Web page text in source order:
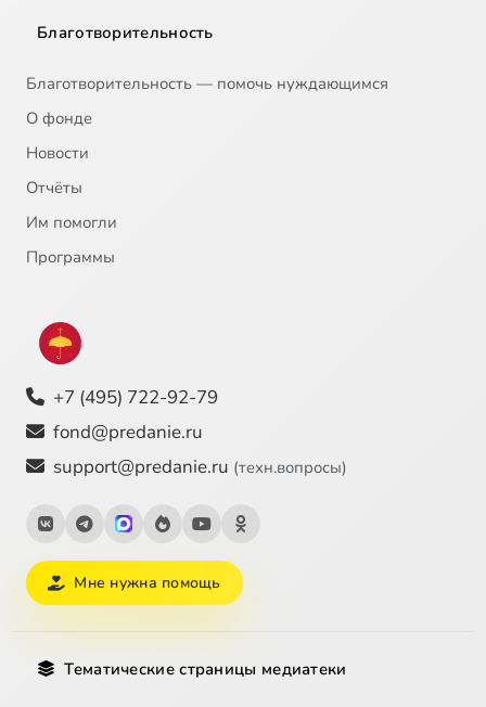
Благотворительность
Благотворительность — помочь нуждающимся
О фонде
Новости
Отчёты
Им помогли
Программы
+7 (495) 722-92-79
fond@predanie.ru
support@predanie.ru (техн.вопросы)
Мне нужна помощь
Тематические страницы медиатеки